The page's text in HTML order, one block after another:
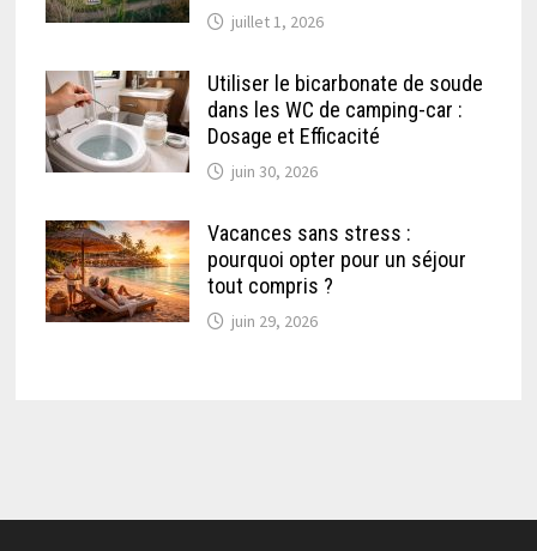
juillet 1, 2026
Utiliser le bicarbonate de soude
dans les WC de camping-car :
Dosage et Efficacité
juin 30, 2026
Vacances sans stress :
pourquoi opter pour un séjour
tout compris ?
juin 29, 2026